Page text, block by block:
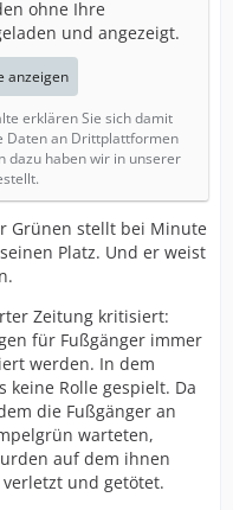
ohne Ihre
und angezeigt.
anzeigen
erklären Sie sich damit
Daten an Drittplattformen
dazu haben wir in unserer
Grünen stellt bei Minute
Platz. Und er weist
Zeitung kritisiert:
für Fußgänger immer
werden. In dem
Rolle gespielt. Da
die Fußgänger an
warteten,
auf dem ihnen
und getötet.